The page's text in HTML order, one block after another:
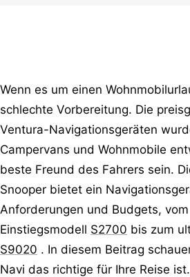
Wenn es um einen
schlechte Vorbereitung. Die
Ventura-Navigationsgeräten
Campervans und Wohnmobile
beste Freund des Fahrers sein.
Snooper bietet ein
Anforderungen und Budgets, vom
Einstiegsmodell S2700 bis zum
S9020 . In diesem Beitrag
Navi das richtige für Ihre Reise ist.